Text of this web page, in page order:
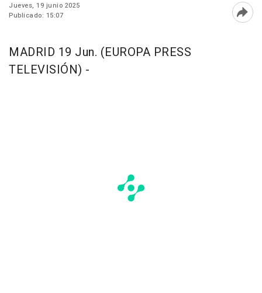
Jueves, 19 junio 2025
Publicado: 15:07
MADRID 19 Jun. (EUROPA PRESS
TELEVISIÓN) -